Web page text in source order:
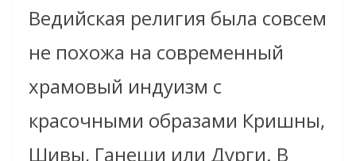
Ведийская религия была совсем
не похожа на современный
храмовый индуизм с
красочными образами Кришны,
Шивы, Ганеши или Дурги. В